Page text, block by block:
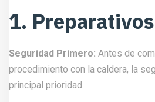
1. Preparativos
Seguridad Primero: Antes de
procedimiento con la caldera, la
principal prioridad.